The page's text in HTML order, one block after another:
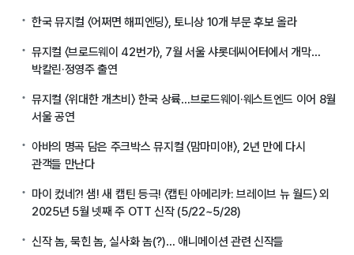
한국 뮤지컬 〈어쩌면 해피엔딩〉, 토니상 10개 부문 후보 올라
뮤지컬 〈브로드웨이 42번가〉, 7월 서울 샤롯데씨어터에서 개막…
박칼린·정영주 출연
뮤지컬 〈위대한 개츠비〉 한국 상륙…브로드웨이·웨스트엔드 이어 8월
서울 공연
아바의 명곡 담은 주크박스 뮤지컬 〈맘마미아!〉, 2년 만에 다시
관객들 만난다
마이 컸네?! 샘! 새 캡틴 등극! 〈캡틴 아메리카: 브레이브 뉴 월드〉 외
2025년 5월 넷째 주 OTT 신작 (5/22~5/28)
신작 놈, 묵힌 놈, 실사화 놈(?)… 애니메이션 관련 신작들